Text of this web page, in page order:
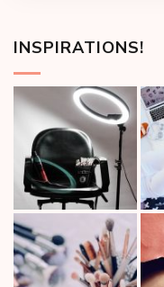
INSPIRATIONS!